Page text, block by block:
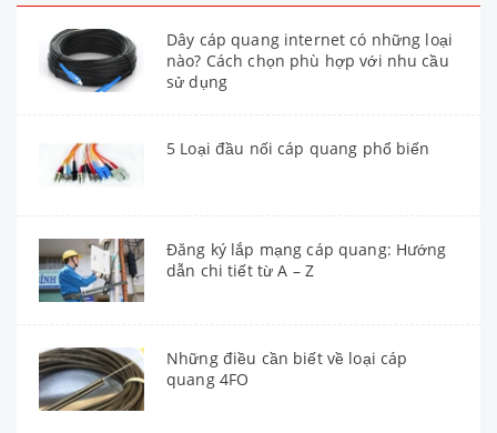
Dây cáp quang internet có những loại
nào? Cách chọn phù hợp với nhu cầu
sử dụng
5 Loại đầu nối cáp quang phổ biến
Đăng ký lắp mạng cáp quang: Hướng
dẫn chi tiết từ A – Z
Những điều cần biết về loại cáp
quang 4FO